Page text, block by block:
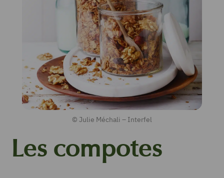
© Julie Méchali – Interfel
Les compotes